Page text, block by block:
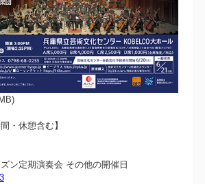
・休憩含む】
ン定期演奏会 その他の開催日